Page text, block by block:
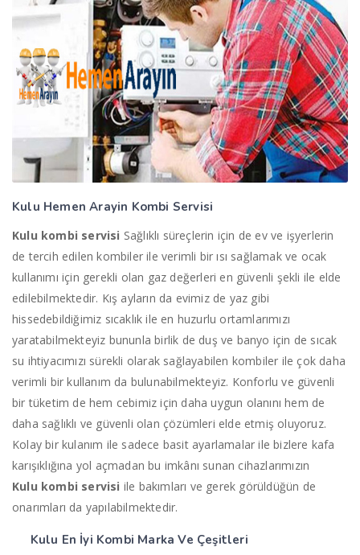
Kulu Hemen Arayin Kombi Servisi
Kulu kombi servisi Sağlıklı süreçlerin için de ev ve işyerlerin
de tercih edilen kombiler ile verimli bir ısı sağlamak ve ocak
kullanımı için gerekli olan gaz değerleri en güvenli şekli ile elde
edilebilmektedir. Kış ayların da evimiz de yaz gibi
hissedebildiğimiz sıcaklık ile en huzurlu ortamlarımızı
yaratabilmekteyiz bununla birlik de duş ve banyo için de sıcak
su ihtiyacımızı sürekli olarak sağlayabilen kombiler ile çok daha
verimli bir kullanım da bulunabilmekteyiz. Konforlu ve güvenli
bir tüketim de hem cebimiz için daha uygun olanını hem de
daha sağlıklı ve güvenli olan çözümleri elde etmiş oluyoruz.
Kolay bir kulanım ile sadece basit ayarlamalar ile bizlere kafa
karışıklığına yol açmadan bu imkânı sunan cihazlarımızın
Kulu kombi servisi ile bakımları ve gerek görüldüğün de
onarımları da yapılabilmektedir.
Kulu En İyi Kombi Marka Ve Çeşitleri